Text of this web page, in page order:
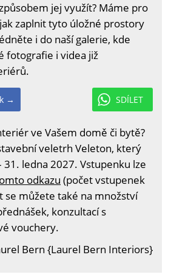
jej využít? Máme pro
zaplnit tyto úložné prostory
i do naší galerie, kde
fotografie i videa již
SDÍLET
→
ve Vašem domě či bytě?
veletrh Veleton, který
31. ledna 2027. Vstupenku lze
odkazu (počet vstupenek
se můžete také na množství
konzultací s
vouchery.
Bern {Laurel Bern Interiors}